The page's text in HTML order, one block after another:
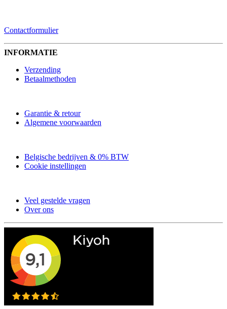
Contactformulier
INFORMATIE
Verzending
Betaalmethoden
Garantie & retour
Algemene voorwaarden
Belgische bedrijven & 0% BTW
Cookie instellingen
Veel gestelde vragen
Over ons